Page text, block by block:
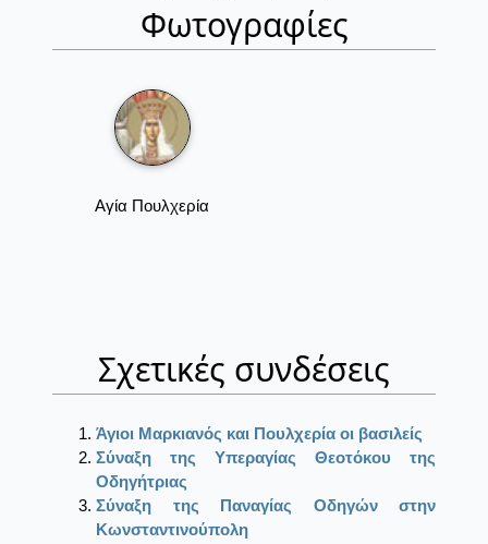
Φωτογραφίες
Αγία Πουλχερία
Σχετικές συνδέσεις
Άγιοι Μαρκιανός και Πουλχερία οι βασιλείς
Σύναξη της Υπεραγίας Θεοτόκου της
Οδηγήτριας
Σύναξη της Παναγίας Οδηγών στην
Κωνσταντινούπολη